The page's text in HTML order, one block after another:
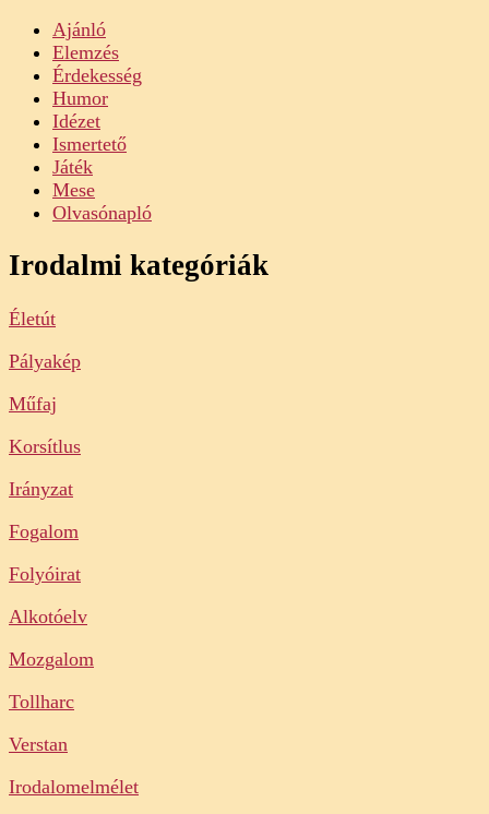
Ajánló
Elemzés
Érdekesség
Humor
Idézet
Ismertető
Játék
Mese
Olvasónapló
Irodalmi kategóriák
Életút
Pályakép
Műfaj
Korsítlus
Irányzat
Fogalom
Folyóirat
Alkotóelv
Mozgalom
Tollharc
Verstan
Irodalomelmélet